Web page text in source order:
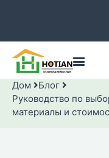
Дом
Блог
Руководство по
материалы и